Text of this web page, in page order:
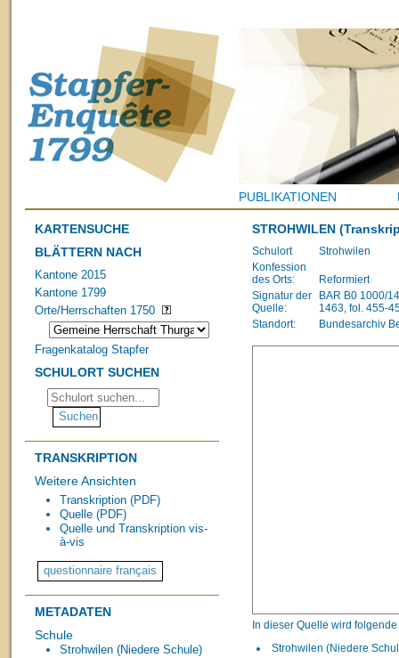
PUBLIKATIONEN
KARTENSUCHE
BLÄTTERN NACH
Kantone 2015
Kantone 1799
Orte/Herrschaften 1750
Fragenkatalog Stapfer
SCHULORT SUCHEN
TRANSKRIPTION
Weitere Ansichten
Transkription (PDF)
Quelle (PDF)
Quelle und Transkription vis-
à-vis
METADATEN
Schule
Strohwilen (Niedere Schule)
STROHWILEN
Schulort
Strohwilen
Konfession
des Orts:
Reformiert
Signatur der
Quelle:
BAR B0 1000/
1463, fol. 455-
Standort:
Bundesarchiv
In dieser Quelle wird
Strohwilen (Niedere